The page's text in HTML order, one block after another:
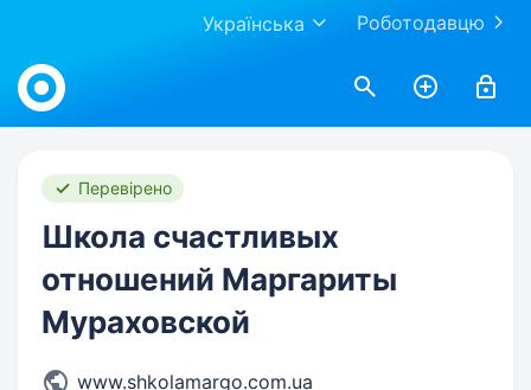
Роботодавцю
Українська
Work.ua
Перевірено
Школа счастливых
отношений Маргариты
Мураховской
www.shkolamargo.com.ua